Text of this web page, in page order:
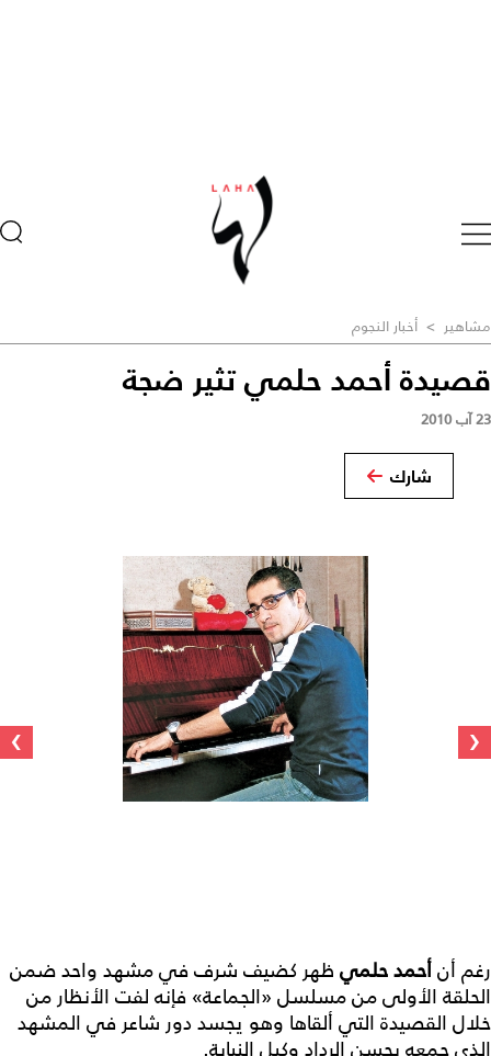
مشاهير > أخبار النجوم
قصيدة أحمد حلمي تثير ضجة
23 آب 2010
شارك
‹
›
رغم أنأحمد حلمي ظهر كضيف شرف في مشهد واحد ضمن
الحلقة الأولى من مسلسل «الجماعة» فإنه لفت الأنظار من
خلال القصيدة التي ألقاها وهو يجسد دور شاعر في المشهد
الذي جمعه بحسن الرداد وكيل النيابة.